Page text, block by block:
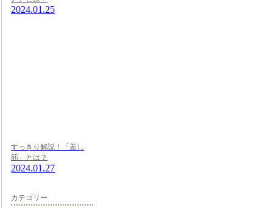
2024.01.25
すっきり解説！「差し
筋」とは？
2024.01.27
カテゴリー